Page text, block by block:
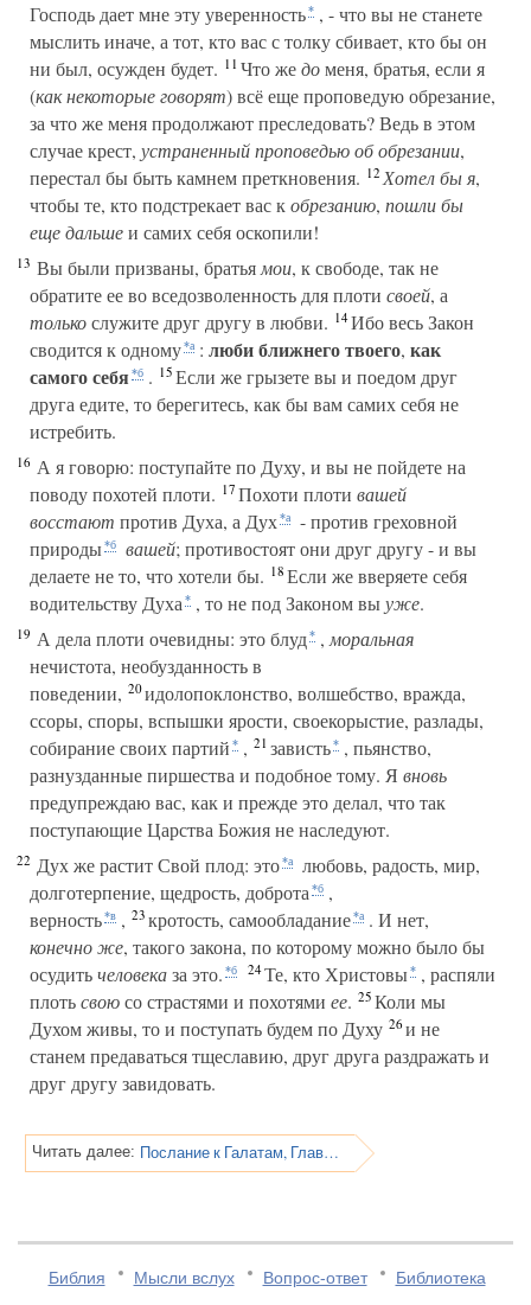
Господь дает мне эту уверенность* , - что вы не станете
мыслить иначе, а тот, кто вас с толку сбивает, кто бы он
ни был, осужден будет. 11Что жедоменя, братья, если я
(как некоторые говорят) всё еще проповедую обрезание,
за что же меня продолжают преследовать? Ведь в этом
случае крест, устраненный проповедью об обрезании,
перестал бы быть камнем преткновения. 12 Хотел бы я,
чтобы те, кто подстрекает вас кобрезанию, пошли бы
еще дальшеи самих себя оскопили!
13 Вы были призваны, братья мои, к свободе, так не
обратите ее во вседозволенность для плоти своей, а
толькослужите друг другу в любви. 14Ибо весь Закон
сводится к одному*а : люби ближнего твоего, как
самого себя*б . 15Если же грызете вы и поедом друг
друга едите, то берегитесь, как бы вам самих себя не
истребить.
16 А я говорю: поступайте по Духу, и вы не пойдете на
поводу похотей плоти. 17Похоти плоти вашей
восстают против Духа, а Дух*а
- против греховной
природы*б вашей; противостоят они друг другу - и вы
делаете не то, что хотели бы. 18Если же вверяете себя
водительству Духа * , то не под Законом выуже.
19 А дела плоти очевидны: это блуд* , моральная
нечистота, необузданность в
поведении, 20идолопоклонство, волшебство, вражда,
ссоры, споры, вспышки ярости, своекорыстие, разлады,
собирание своих партий * , 21зависть* , пьянство,
разнузданные пиршества и подобное тому. Я вновь
предупреждаю вас, как и прежде это делал, что так
поступающие Царства Божия не наследуют.
22 Дух же растит Свой плод: это*а
любовь, радость, мир,
долготерпение, щедрость, доброта *б ,
верность*в , 23кротость, самообладание*а . И нет,
конечно же, такого закона, по которому можно было бы
осудитьчеловеказа это. *б 24Те, кто Христовы* , распяли
плотьсвоюсо страстями и похотями ее. 25Коли мы
Духом живы, то и поступать будем по Духу 26и не
станем предаваться тщеславию, друг друга раздражать и
друг другу завидовать.
Читать далее: Послание к Галатам, Глава 6
Библия Мысли вслух Вопрос-ответ
Библиотека